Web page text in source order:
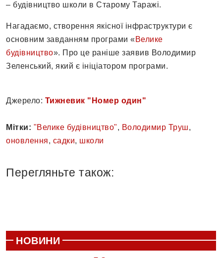
– будівництво школи в Старому Таражі.
Нагадаємо, створення якісної інфраструктури є
основним завданням програми « Велике
будівництво». Про це раніше заявив Володимир
Зеленський, який є ініціатором програми.
Джерело: Тижневик "Номер один"
Мітки: "Велике будівництво", Володимир Труш,
оновлення, садки, школи
Перегляньте також:
НОВИНИ